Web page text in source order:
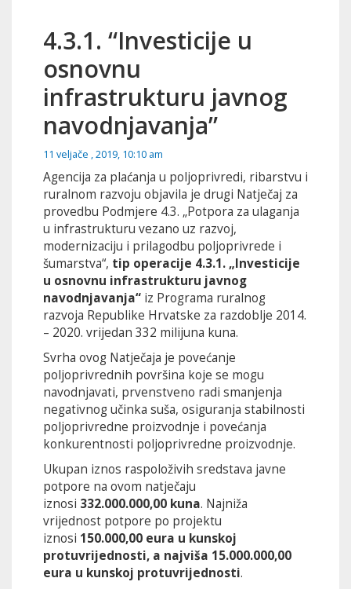
4.3.1. “Investicije u
osnovnu
infrastrukturu javnog
navodnjavanja”
11 veljače , 2019, 10:10 am
Agencija za plaćanja u poljoprivredi, ribarstvu i
ruralnom razvoju objavila je drugi Natječaj za
provedbu Podmjere 4.3. „Potpora za ulaganja
u infrastrukturu vezano uz razvoj,
modernizaciju i prilagodbu poljoprivrede i
šumarstva“, tip operacije 4.3.1. „Investicije
u osnovnu infrastrukturu javnog
navodnjavanja“ iz Programa ruralnog
razvoja Republike Hrvatske za razdoblje 2014.
– 2020. vrijedan 332 milijuna kuna.
Svrha ovog Natječaja je povećanje
poljoprivrednih površina koje se mogu
navodnjavati, prvenstveno radi smanjenja
negativnog učinka suša, osiguranja stabilnosti
poljoprivredne proizvodnje i povećanja
konkurentnosti poljoprivredne proizvodnje.
Ukupan iznos raspoloživih sredstava javne
potpore na ovom natječaju
iznosi 332.000.000,00 kuna. Najniža
vrijednost potpore po projektu
iznosi 150.000,00 eura u kunskoj
protuvrijednosti, a najviša 15.000.000,00
eura u kunskoj protuvrijednosti.